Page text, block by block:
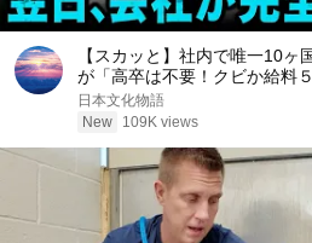
【スカッと】社内で唯一10ヶ
が「高卒は不要！クビか給料
た。そのまま辞めた結果
日本文化物語
New
109K views